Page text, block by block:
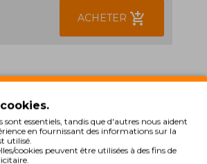
ACHETER add_shopping_cart
sont essentiels, tandis que d'autres nous aident
en fournissant des informations sur la
utilisé.
cookies peuvent être utilisées à des fins de